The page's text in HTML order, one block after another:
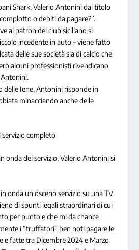
Shark, Valerio Antonini dal titolo
o debiti da pagare?”.
al patron del club siciliano si
incedente in auto – viene fatto
delle sue società sia di calcio che
alcuni professionisti rivendicano
delle Iene, Antonini risponde in
minacciando anche delle
servizio completo
onda del servizio, Valerio Antonini si
onda un osceno servizio su una TV
di spunti legali straordinari di cui
per punto e che mi da chance
i “truffatori” ben noti pagare le
e fatte tra Dicembre 2024 e Marzo